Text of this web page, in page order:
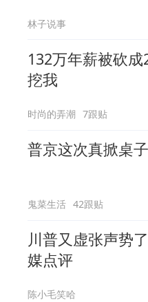
林子说事
132万年薪被砍
挖我
时尚的弄潮 7跟贴
普京这次真掀桌
鬼菜生活 42跟贴
川普又虚张声势
媒点评
陈小毛笑哈